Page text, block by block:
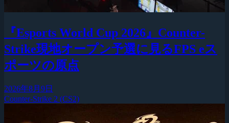
『Esports World Cup 2026』Counter-
Strike現地オープン予選に見るFPS eス
ポーツの原点
2026年8月9日
Counter-Strike 2 (CS2)